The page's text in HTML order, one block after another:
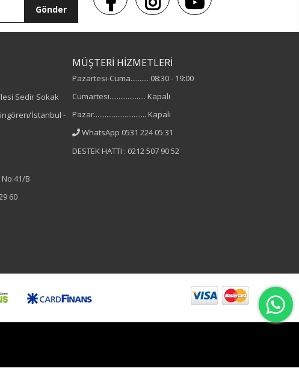
Gönder
Sedir Sokak
İstanbul -
No:41/B
60
MÜŞTERİ HİZMETLERİ
Pazartesi-Cuma.......... 08:30 - 19:00
Cumartesi.................... Kapalı
Pazar............................. Kapalı
WhatsApp 0531 224 05 31
DESTEK HATTI : 0212 507 90 52